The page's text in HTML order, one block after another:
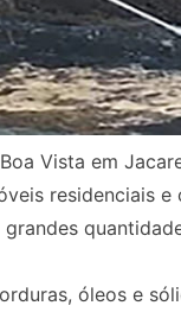
Vista em
residenciais e
óleos e